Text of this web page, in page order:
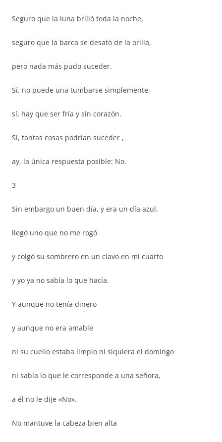
Seguro que la luna brilló toda la noche,
seguro que la barca se desató de la orilla,
pero nada más pudo suceder.
Sí, no puede una tumbarse simplemente,
sí, hay que ser fría y sin corazón.
Sí, tantas cosas podrían suceder ,
ay, la única respuesta posible: No.
3
Sin embargo un buen día, y era un día azul,
llegó uno que no me rogó
y colgó su sombrero en un clavo en mi cuarto
y yo ya no sabía lo que hacía.
Y aunque no tenía dinero
y aunque no era amable
ni su cuello estaba limpio ni siquiera el domingo
ni sabía lo que le corresponde a una señora,
a él no le dije «No».
No mantuve la cabeza bien alta